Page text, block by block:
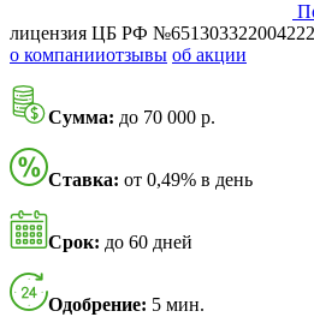
лицензия ЦБ РФ №651303322004222
о компанииотзывы об акции
Сумма: до 70 000 р.
Ставка: от 0,49% в день
Срок: до 60 дней
Одобрение: 5 мин.